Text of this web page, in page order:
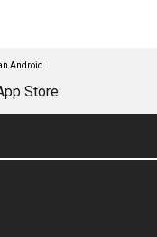
Android